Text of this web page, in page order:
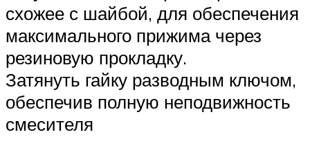
схожее с шайбой, для обеспечения
максимального прижима через
резиновую прокладку.
Затянуть гайку разводным ключом,
обеспечив полную неподвижность
смесителя